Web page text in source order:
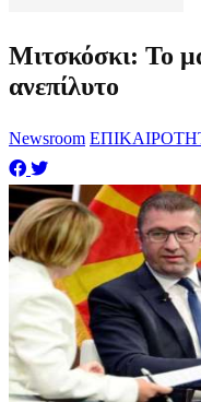
Μιτσκόσκι: Το
ανεπίλυτο
Newsroom